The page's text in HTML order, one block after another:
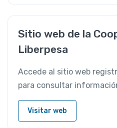
Sitio web de la
Liberpesa
Accede al sitio web
para consultar
Visitar web